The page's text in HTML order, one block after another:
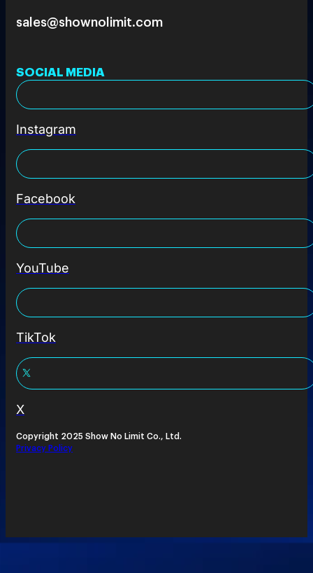
sales@shownolimit.com
SOCIAL MEDIA
Instagram
Facebook
YouTube
TikTok
X
Copyright 2025 Show No Limit Co., Ltd.
Privacy Policy